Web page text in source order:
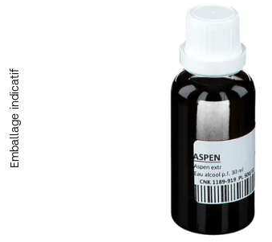
Emballage indicatif